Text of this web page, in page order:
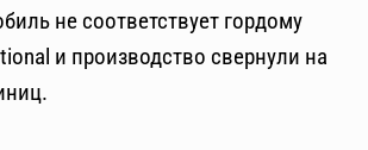
не соответствует гордому
и производство свернули на